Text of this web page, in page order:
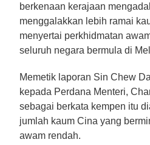
berkenaan kerajaan
menggalakkan lebih ramai
menyertai perkhidmatan
seluruh negara bermula di
Memetik laporan Sin Chew
kepada Perdana Menteri,
sebagai berkata kempen itu
jumlah kaum Cina yang
awam rendah.